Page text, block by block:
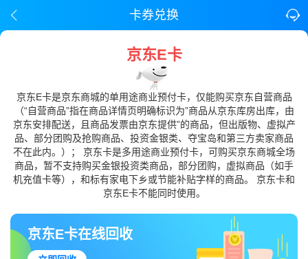
卡券兑换
京东E卡
京东E卡是京东商城的单用途商业预付卡，仅能购买京东自营商品
（“自营商品”指在商品详情页明确标识为”商品从京东库房出库，由
京东安排配送，且商品发票由京东提供”的商品，但出版物、虚拟产
品、部分团购及抢购商品、投资金银类、夺宝岛和第三方卖家商品
不在此内。）； 京东卡是多用途商业预付卡，可购买京东商城全场
商品，暂不支持购买金银投资类商品，部分团购，虚拟商品（如手
机充值卡等），和标有家电下乡或节能补贴字样的商品。 京东卡和
京东E卡不能同时使用。
京东E卡在线回收